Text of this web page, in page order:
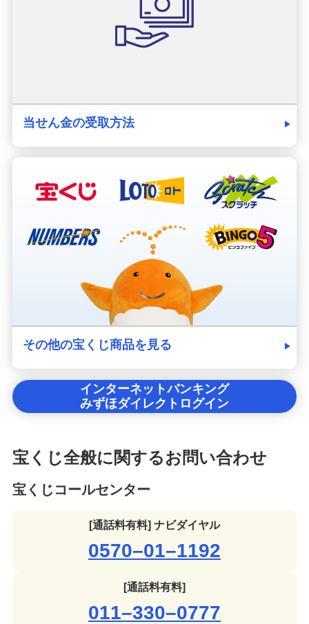
当せん金の受取方法
その他の宝くじ商品を見る
インターネットバンキング
みずほダイレクトログイン
宝くじ全般に関するお問い合わせ
宝くじコールセンター
[通話料有料] ナビダイヤル
0570–01–1192
[通話料有料]
011–330–0777